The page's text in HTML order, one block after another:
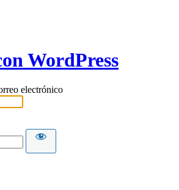
WordPress
electrónico